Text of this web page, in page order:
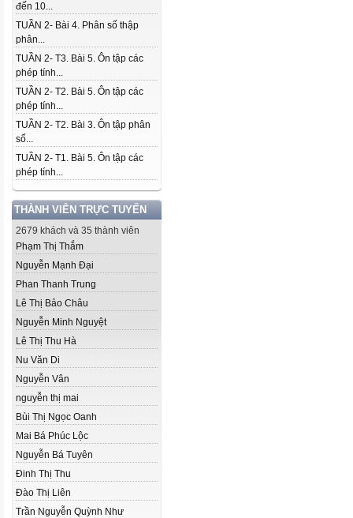
đến 10...
TUẦN 2- Bài 4. Phân số thập
phân...
TUẦN 2- T3. Bài 5. Ôn tập các
phép tính...
TUẦN 2- T2. Bài 5. Ôn tập các
phép tính...
TUẦN 2- T2. Bài 3. Ôn tập phân
số...
TUẦN 2- T1. Bài 5. Ôn tập các
phép tính...
THÀNH VIÊN TRỰC TUYẾN
2679 khách và 35 thành viên
Phạm Thị Thắm
Nguyễn Mạnh Đại
Phan Thanh Trung
Lê Thị Bảo Châu
Nguyễn Minh Nguyệt
Lê Thị Thu Hà
Nu Văn Di
Nguyễn Vân
nguyễn thị mai
Bùi Thị Ngọc Oanh
Mai Bá Phúc Lộc
Nguyễn Bá Tuyên
Đinh Thị Thu
Đào Thị Liên
Trần Nguyễn Quỳnh Như